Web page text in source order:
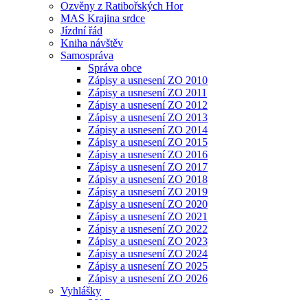
Ozvěny z Ratibořských Hor
MAS Krajina srdce
Jízdní řád
Kniha návštěv
Samospráva
Správa obce
Zápisy a usnesení ZO 2010
Zápisy a usnesení ZO 2011
Zápisy a usnesení ZO 2012
Zápisy a usnesení ZO 2013
Zápisy a usnesení ZO 2014
Zápisy a usnesení ZO 2015
Zápisy a usnesení ZO 2016
Zápisy a usnesení ZO 2017
Zápisy a usnesení ZO 2018
Zápisy a usnesení ZO 2019
Zápisy a usnesení ZO 2020
Zápisy a usnesení ZO 2021
Zápisy a usnesení ZO 2022
Zápisy a usnesení ZO 2023
Zápisy a usnesení ZO 2024
Zápisy a usnesení ZO 2025
Zápisy a usnesení ZO 2026
Vyhlášky